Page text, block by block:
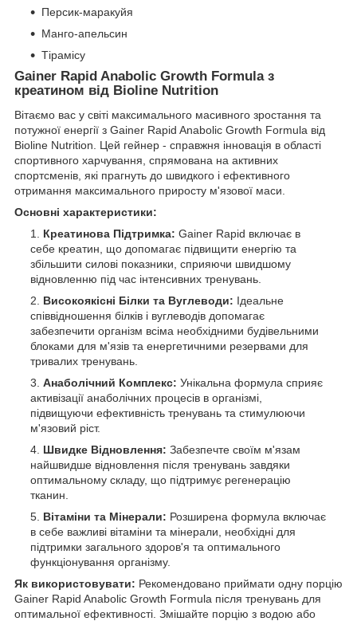
Персик-маракуйя
Манго-апельсин
Тірамісу
Gainer Rapid Anabolic Growth Formula з
креатином від Bioline Nutrition
Вітаємо вас у світі максимального масивного зростання та
потужної енергії з Gainer Rapid Anabolic Growth Formula від
Bioline Nutrition. Цей гейнер - справжня інновація в області
спортивного харчування, спрямована на активних
спортсменів, які прагнуть до швидкого і ефективного
отримання максимального приросту м'язової маси.
Основні характеристики:
Креатинова Підтримка: Gainer Rapid включає в
себе креатин, що допомагає підвищити енергію та
збільшити силові показники, сприяючи швидшому
відновленню під час інтенсивних тренувань.
Високоякісні Білки та Вуглеводи: Ідеальне
співвідношення білків і вуглеводів допомагає
забезпечити організм всіма необхідними будівельними
блоками для м'язів та енергетичними резервами для
тривалих тренувань.
Анаболічний Комплекс: Унікальна формула сприяє
активізації анаболічних процесів в організмі,
підвищуючи ефективність тренувань та стимулюючи
м'язовий ріст.
Швидке Відновлення: Забезпечте своїм м'язам
найшвидше відновлення після тренувань завдяки
оптимальному складу, що підтримує регенерацію
тканин.
Вітаміни та Мінерали: Розширена формула включає
в себе важливі вітаміни та мінерали, необхідні для
підтримки загального здоров'я та оптимального
функціонування організму.
Як використовувати: Рекомендовано приймати одну порцію
Gainer Rapid Anabolic Growth Formula після тренувань для
оптимальної ефективності. Змішайте порцію з водою або